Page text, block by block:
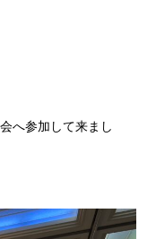
へ参加して来まし